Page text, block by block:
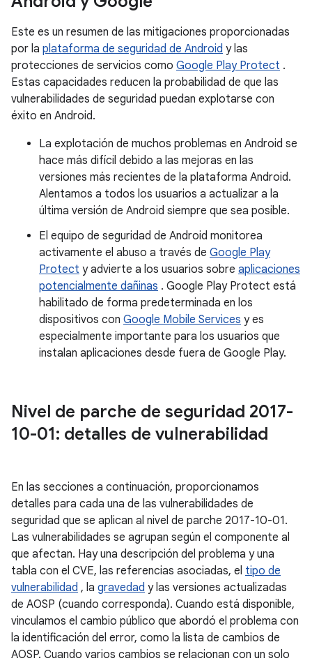
Este es un resumen de las mitigaciones proporcionadas
por la plataforma de seguridad de Android y las
protecciones de servicios como Google Play Protect .
Estas capacidades reducen la probabilidad de que las
vulnerabilidades de seguridad puedan explotarse con
éxito en Android.
La explotación de muchos problemas en Android se
hace más difícil debido a las mejoras en las
versiones más recientes de la plataforma Android.
Alentamos a todos los usuarios a actualizar a la
última versión de Android siempre que sea posible.
El equipo de seguridad de Android monitorea
activamente el abuso a través de Google Play
Protect y advierte a los usuarios sobre aplicaciones
potencialmente dañinas . Google Play Protect está
habilitado de forma predeterminada en los
dispositivos con Google Mobile Services y es
especialmente importante para los usuarios que
instalan aplicaciones desde fuera de Google Play.
Nivel de parche de seguridad 2017-
10-01: detalles de vulnerabilidad
En las secciones a continuación, proporcionamos
detalles para cada una de las vulnerabilidades de
seguridad que se aplican al nivel de parche 2017-10-01.
Las vulnerabilidades se agrupan según el componente al
que afectan. Hay una descripción del problema y una
tabla con el CVE, las referencias asociadas, el tipo de
vulnerabilidad , la gravedad y las versiones actualizadas
de AOSP (cuando corresponda). Cuando está disponible,
vinculamos el cambio público que abordó el problema con
la identificación del error, como la lista de cambios de
AOSP. Cuando varios cambios se relacionan con un solo